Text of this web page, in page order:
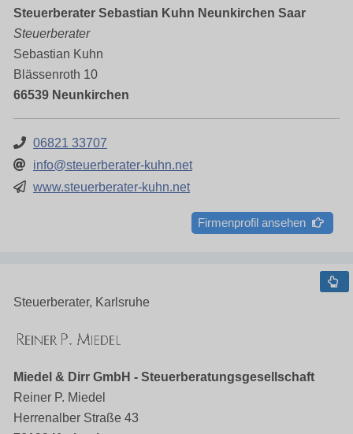
Steuerberater Sebastian Kuhn Neunkirchen Saar
Steuerberater
Sebastian Kuhn
Blässenroth 10
66539 Neunkirchen
06821 33707
info@steuerberater-kuhn.net
www.steuerberater-kuhn.net
Firmenprofil ansehen
Steuerberater, Karlsruhe
Miedel & Dirr GmbH - Steuerberatungsgesellschaft
Reiner P. Miedel
Herrenalber Straße 43